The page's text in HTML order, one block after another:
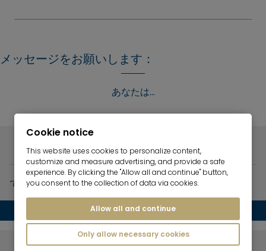
メッセージをお願いします：
あなたは...
物件をお探しですか？
できれば、夢の物件の具体的な詳細をお知らせください。
をフォームに追加する。
Cookie notice
This website uses cookies to personalize content,
customize and measure advertising, and provide a safe
experience. By clicking the "Allow all and continue" button,
you consent to the collection of data via cookies.
Allow all and continue
Only allow necessary cookies